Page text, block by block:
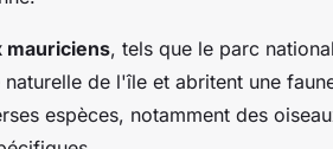
mauriciens, tels que le parc
de l'île et abritent une
espèces, notamment des